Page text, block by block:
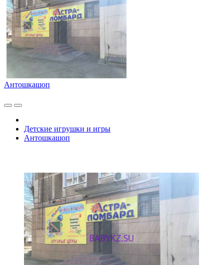
Антошкашоп
Детские игрушки и игры
Антошкашоп